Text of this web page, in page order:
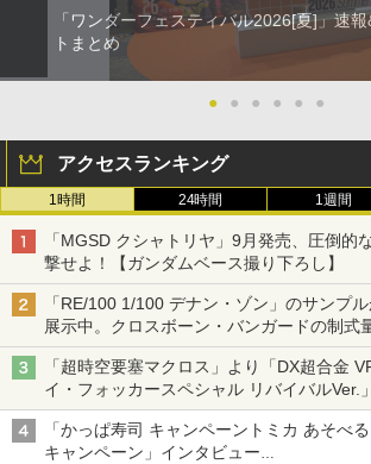
「ワンダーフェスティバル2026[夏]」速
トまとめ
● ● ● ● ● ●
アクセスランキング
1時間 24時間 1週間
「MGSD クシャトリヤ」9月発売、圧倒的
撃せよ！【ガンダムベース撮り下ろし】
「RE/100 1/100 デナン・ゾン」のサンプ
展示中。クロスボーン・バンガードの制式
【ガンダムベース撮り下ろし】
「超時空要塞マクロス」より「DX超合金
イ・フォッカースペシャル リバイバルVer.
「かっぱ寿司 キャンペーントミカ あそべ
キャンペーン」インタビュー